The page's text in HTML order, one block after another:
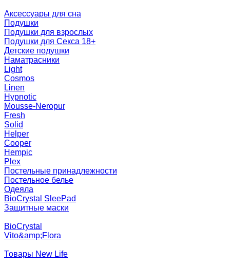
Аксессуары для сна
Подушки
Подушки для взрослых
Подушки для Секса 18+
Детские подушки
Наматрасники
Light
Cosmos
Linen
Hypnotic
Mousse-Neropur
Fresh
Solid
Helper
Cooper
Hempic
Plex
Постельные принадлежности
Постельное белье
Одеяла
BioCrystal SleePad
Защитные маски
BioCrystal
Vito&amp;Flora
Товары New Life